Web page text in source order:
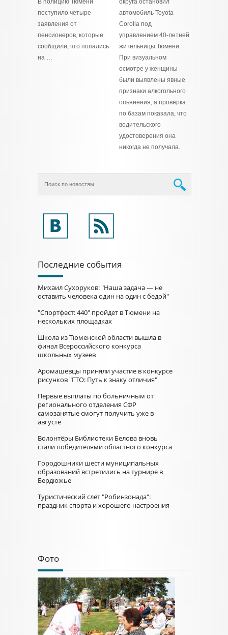
В полицию Тюмени
поступило четыре
заявления от
пенсионеров, которые
сообщили, что попались
на …
округа остановил
автомобиль Toyota
Corolla под
управлением 40-летней
жительницы Тюмени.
При визуальном
осмотре у женщины
были выявлены явные
признаки алкогольного
опьянения, а проверка
по базам показала, что
водительского
удостоверения она
никогда не получала.
Последние события
Михаил Сухоруков: "Наша задача — не
оставить человека один на один с бедой"
"Спортфест: 440" пройдет в Тюмени на
нескольких площадках
Школа из Тюменской области вышла в
финал Всероссийского конкурса
школьных музеев
Аромашевцы приняли участие в конкурсе
рисунков "ГТО: Путь к знаку отличия"
Первые выплаты по больничным от
регионального отделения СФР
самозанятые смогут получить уже в
августе
Волонтёры Библиотеки Белова вновь
стали победителями областного конкурса
Городошники шести муниципальных
образований встретились на турнире в
Бердюжье
Туристический слёт "Робинзонада":
праздник спорта и хорошего настроения
Фото